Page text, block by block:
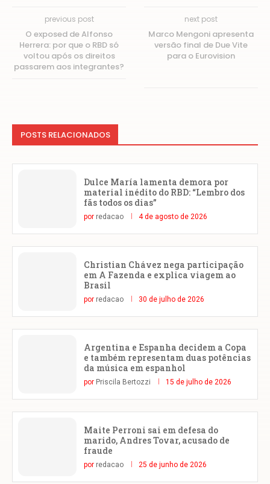
previous post
O exposed de Alfonso
Herrera: por que o RBD só
voltou após os direitos
passarem aos integrantes?
next post
Marco Mengoni apresenta
versão final de Due Vite
para o Eurovision
POSTS RELACIONADOS
Dulce María lamenta demora por
material inédito do RBD: “Lembro dos
fãs todos os dias”
por redacao 4 de agosto de 2026
Christian Chávez nega participação
em A Fazenda e explica viagem ao
Brasil
por redacao 30 de julho de 2026
Argentina e Espanha decidem a Copa
e também representam duas potências
da música em espanhol
por Priscila Bertozzi 15 de julho de 2026
Maite Perroni sai em defesa do
marido, Andres Tovar, acusado de
fraude
por redacao 25 de junho de 2026